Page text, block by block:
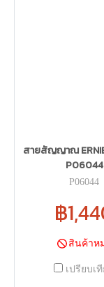
สายสัญญาณ
P06044
P06044
฿
สินค้าห
เปรียบเ